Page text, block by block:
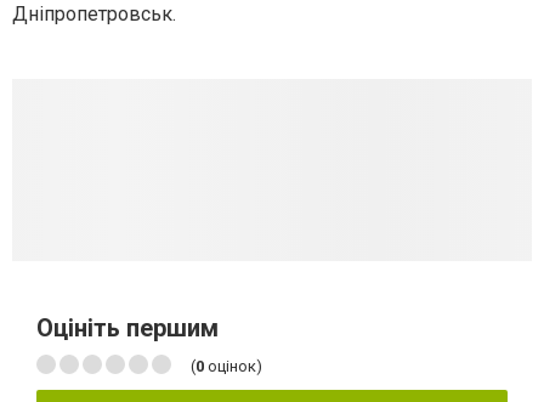
Дніпропетровськ.
Оцініть першим
(0 оцінок)